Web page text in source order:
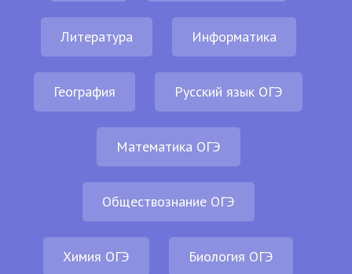
Литература Информатика
География Русский язык ОГЭ
Математика ОГЭ
Обществознание ОГЭ
Химия ОГЭ Биология ОГЭ